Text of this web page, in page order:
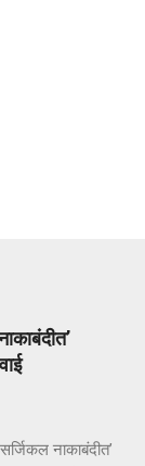
नाकाबंदीत’